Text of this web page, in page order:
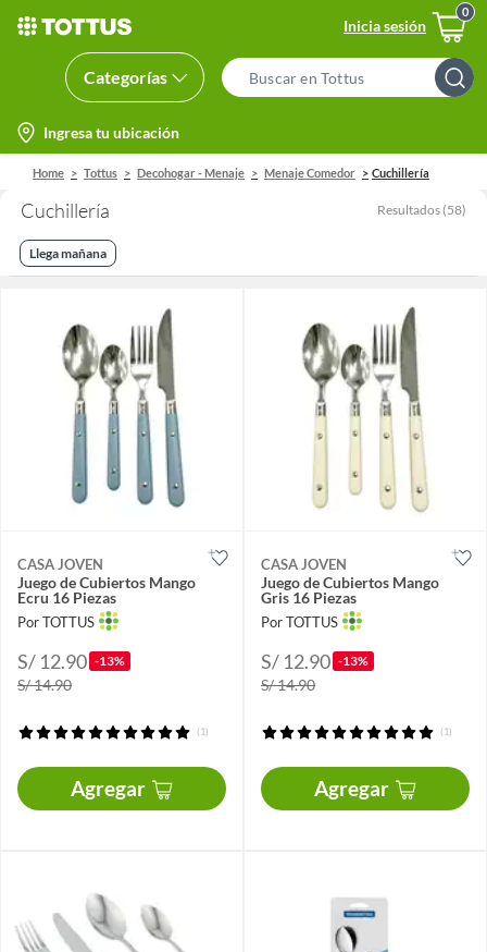
Inicia sesión
Categorías
Search
Bar
location-
icon
Ingresa tu ubicación
Home Tottus Decohogar - Menaje Menaje Comedor Cuchillería
Cuchillería Resultados (58)
Llega mañana
CASA JOVEN
Juego de Cubiertos Mango
Ecru 16 Piezas
Por TOTTUS
S/ 12.90 -13%
S/ 14.90
(1)
Agregar
CASA JOVEN
Juego de Cubiertos Mango
Gris 16 Piezas
Por TOTTUS
S/ 12.90 -13%
S/ 14.90
(1)
Agregar